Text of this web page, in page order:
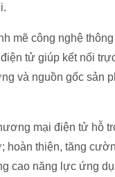
mẽ công nghệ
tử giúp kết nối
và nguồn gốc sản
mại điện tử hỗ
hoàn thiện, tăng
cao năng lực ứng